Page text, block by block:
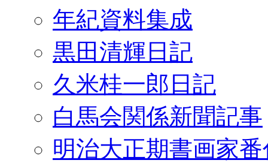
年紀資料集成
黒田清輝日記
久米桂一郎日記
白馬会関係新聞記事
明治大正期書画家